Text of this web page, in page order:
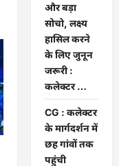
और बड़ा
सोचो, लक्ष्य
हासिल करने
के लिए जुनून
जरूरी :
कलेक्टर …
CG : कलेक्टर
के मार्गदर्शन में
छह गांवों तक
पहुंची